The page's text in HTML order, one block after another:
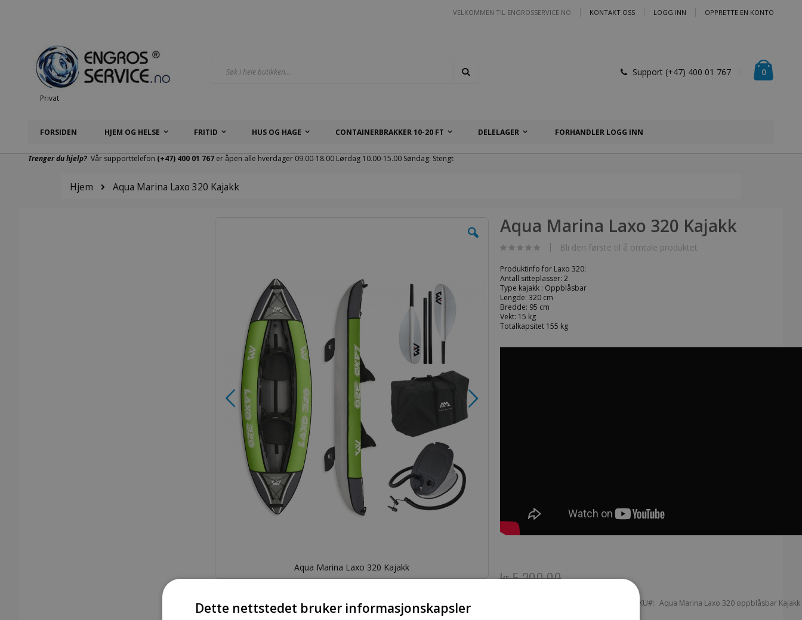
VELKOMMEN TIL ENGROSSERVICE.NO KONTAKT OSS LOGG INN OPPRETTE EN KONTO
Privat
0varer
Support (+47) 400 01 767
FORSIDEN HJEM OG HELSE FRITID HUS OG HAGE CONTAINERBRAKKER 10-20 FT DELELAGER FORHANDLER LOGG INN
Trenger du hjelp? Vår supporttelefon (+47) 400 01 767 er åpen alle hverdager 09.00-18.00 Lørdag 10.00-15.00 Søndag: Stengt
Hjem Aqua Marina Laxo 320 Kajakk
Aqua Marina Laxo 320 Kajakk
Aqua Marina Laxo 320 Kajakk
Bli den første til å omtale produktet
Produktinfo for Laxo 320:
Antall sitteplasser: 2
Type kajakk : Oppblåsbar
Lengde: 320 cm
Bredde: 95 cm
Vekt: 15 kg
Totalkapsitet 155 kg
kr 5 290,00
SKU Aqua Marina Laxo 320 oppblåsbar Kajakk
Dette nettstedet bruker informasjonskapsler